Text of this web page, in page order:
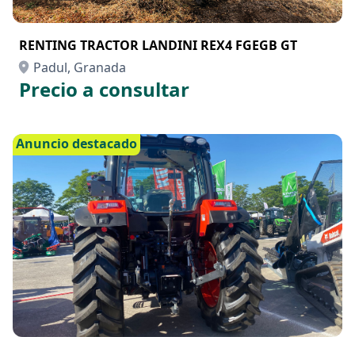
RENTING TRACTOR LANDINI REX4 FGEGB GT
Padul, Granada
Precio a consultar
Anuncio destacado